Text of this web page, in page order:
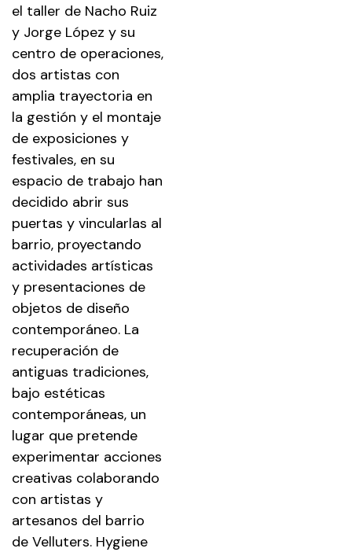
el taller de Nacho Ruiz
y Jorge López y su
centro de operaciones,
dos artistas con
amplia trayectoria en
la gestión y el montaje
de exposiciones y
festivales, en su
espacio de trabajo han
decidido abrir sus
puertas y vincularlas al
barrio, proyectando
actividades artísticas
y presentaciones de
objetos de diseño
contemporáneo. La
recuperación de
antiguas tradiciones,
bajo estéticas
contemporáneas, un
lugar que pretende
experimentar acciones
creativas colaborando
con artistas y
artesanos del barrio
de Velluters. Hygiene